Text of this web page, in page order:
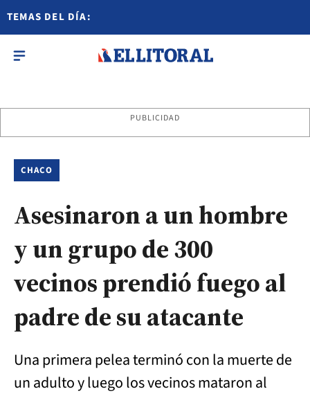
TEMAS DEL DÍA:
PUBLICIDAD
CHACO
Asesinaron a un hombre
y un grupo de 300
vecinos prendió fuego al
padre de su atacante
Una primera pelea terminó con la muerte de
un adulto y luego los vecinos mataron al